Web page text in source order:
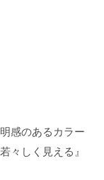
感のあるカラー
々しく見える』